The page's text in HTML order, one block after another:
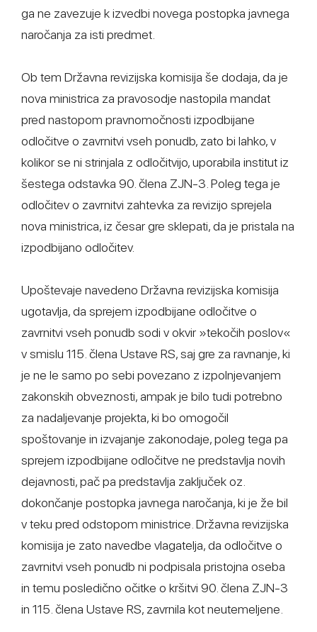
ga ne zavezuje k izvedbi novega postopka javnega
naročanja za isti predmet.
Ob tem Državna revizijska komisija še dodaja, da je
nova ministrica za pravosodje nastopila mandat
pred nastopom pravnomočnosti izpodbijane
odločitve o zavrnitvi vseh ponudb, zato bi lahko, v
kolikor se ni strinjala z odločitvijo, uporabila institut iz
šestega odstavka 90. člena ZJN-3. Poleg tega je
odločitev o zavrnitvi zahtevka za revizijo sprejela
nova ministrica, iz česar gre sklepati, da je pristala na
izpodbijano odločitev.
Upoštevaje navedeno Državna revizijska komisija
ugotavlja, da sprejem izpodbijane odločitve o
zavrnitvi vseh ponudb sodi v okvir »tekočih poslov«
v smislu 115. člena Ustave RS, saj gre za ravnanje, ki
je ne le samo po sebi povezano z izpolnjevanjem
zakonskih obveznosti, ampak je bilo tudi potrebno
za nadaljevanje projekta, ki bo omogočil
spoštovanje in izvajanje zakonodaje, poleg tega pa
sprejem izpodbijane odločitve ne predstavlja novih
dejavnosti, pač pa predstavlja zaključek oz.
dokončanje postopka javnega naročanja, ki je že bil
v teku pred odstopom ministrice. Državna revizijska
komisija je zato navedbe vlagatelja, da odločitve o
zavrnitvi vseh ponudb ni podpisala pristojna oseba
in temu posledično očitke o kršitvi 90. člena ZJN-3
in 115. člena Ustave RS, zavrnila kot neutemeljene.